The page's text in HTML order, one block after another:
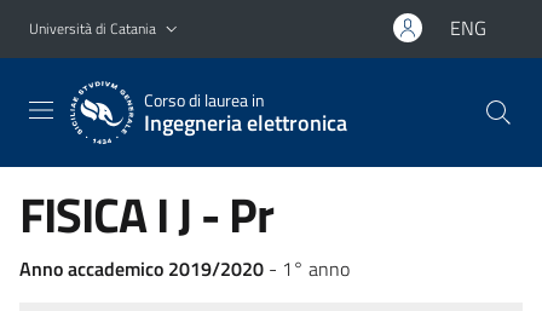
Vai al contenuto principale
Vai al menu di navigazione
Università di Catania ENG
Corso di laurea in
Ingegneria elettronica
FISICA I J - Pr
Anno accademico 2019/2020 - 1° anno